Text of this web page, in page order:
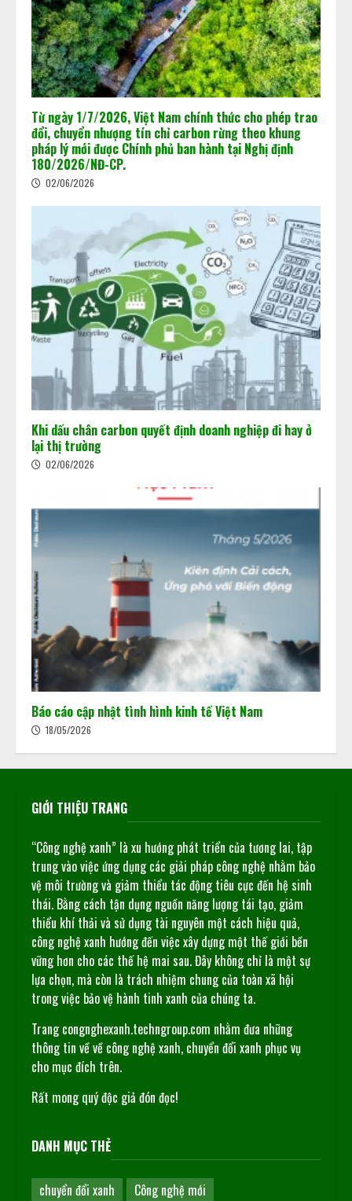
Từ ngày 1/7/2026, Việt Nam chính thức cho phép trao
đổi, chuyển nhượng tín chỉ carbon rừng theo khung
pháp lý mới được Chính phủ ban hành tại Nghị định
180/2026/NĐ-CP.
02/06/2026
Khi dấu chân carbon quyết định doanh nghiệp đi hay ở
lại thị trường
02/06/2026
Báo cáo cập nhật tình hình kinh tế Việt Nam
18/05/2026
GIỚI THIỆU TRANG
“Công nghệ xanh” là xu hướng phát triển của tương lai, tập
trung vào việc ứng dụng các giải pháp công nghệ nhằm bảo
vệ môi trường và giảm thiểu tác động tiêu cực đến hệ sinh
thái. Bằng cách tận dụng nguồn năng lượng tái tạo, giảm
thiểu khí thải và sử dụng tài nguyên một cách hiệu quả,
công nghệ xanh hướng đến việc xây dựng một thế giới bền
vững hơn cho các thế hệ mai sau. Đây không chỉ là một sự
lựa chọn, mà còn là trách nhiệm chung của toàn xã hội
trong việc bảo vệ hành tinh xanh của chúng ta.
Trang congnghexanh.techngroup.com nhằm đưa những
thông tin về về công nghệ xanh, chuyển đổi xanh phục vụ
cho mục đích trên.
Rất mong quý độc giả đón đọc!
DANH MỤC THẺ
chuyển đổi xanh
Công nghệ mới